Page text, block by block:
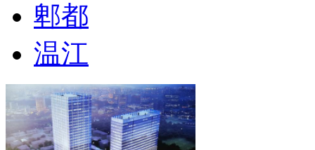
郫都
温江